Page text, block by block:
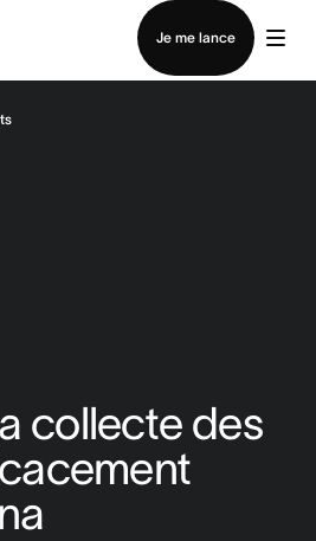
Je me lance
le service commercial
collecte des